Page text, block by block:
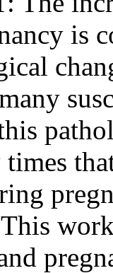
is